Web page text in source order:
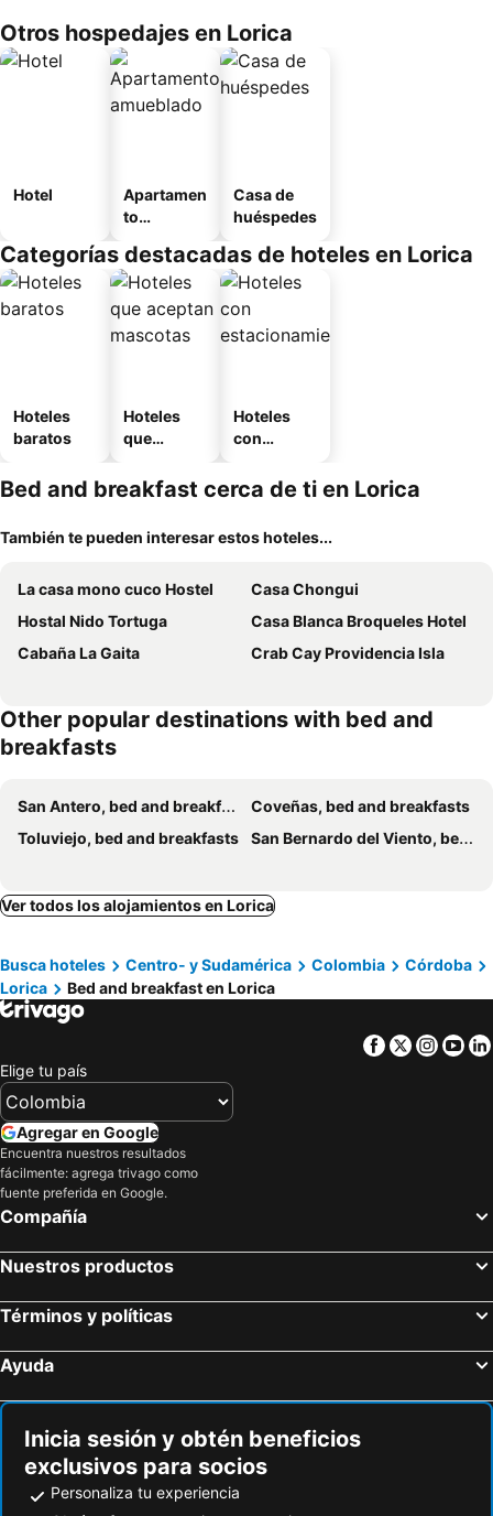
Otros hospedajes en Lorica
Hotel
Apartamen
to
o
Casa de
huéspedes
Categorías destacadas de hoteles en Lorica
Hoteles
baratos
Hoteles
que
mascotas
Hoteles
con
miento
Bed and breakfast cerca de ti en Lorica
También te pueden interesar estos hoteles...
La casa mono cuco Hostel
Casa Chongui
Hostal Nido Tortuga
Casa Blanca Broqueles Hotel
Cabaña La Gaita
Crab Cay Providencia Isla
Other popular destinations with bed and
breakfasts
San Antero, bed and breakfasts
Coveñas, bed and breakfasts
Toluviejo, bed and breakfasts
San Bernardo del Viento, bed and breakfasts
Ver todos los alojamientos en Lorica
Busca hoteles Centro- y Sudamérica Colombia
Córdoba
Lorica
Bed and breakfast en Lorica
Facebook
Twitter
Elige tu país
Agregar en Google
Encuentra nuestros resultados
fácilmente: agrega trivago como
fuente preferida en Google.
Compañía
Nuestros productos
Términos y políticas
Ayuda
Inicia sesión y obtén beneficios
exclusivos para socios
Personaliza tu experiencia